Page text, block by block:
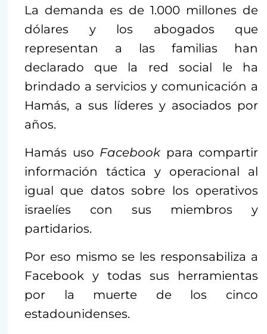
La demanda es de 1.000 millones de
dólares y los abogados que
representan a las familias han
declarado que la red social le ha
brindado a servicios y comunicación a
Hamás, a sus líderes y asociados por
años.
Hamás uso Facebook para compartir
información táctica y operacional al
igual que datos sobre los operativos
israelíes con sus miembros y
partidarios.
Por eso mismo se les responsabiliza a
Facebook y todas sus herramientas
por la muerte de los cinco
estadounidenses.